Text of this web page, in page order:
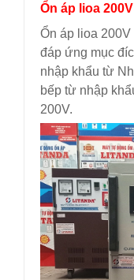
Ổn áp lioa 200V
Ổn áp lioa
đáp ứng mục
nhập khẩu từ
bếp từ nhập
200V.